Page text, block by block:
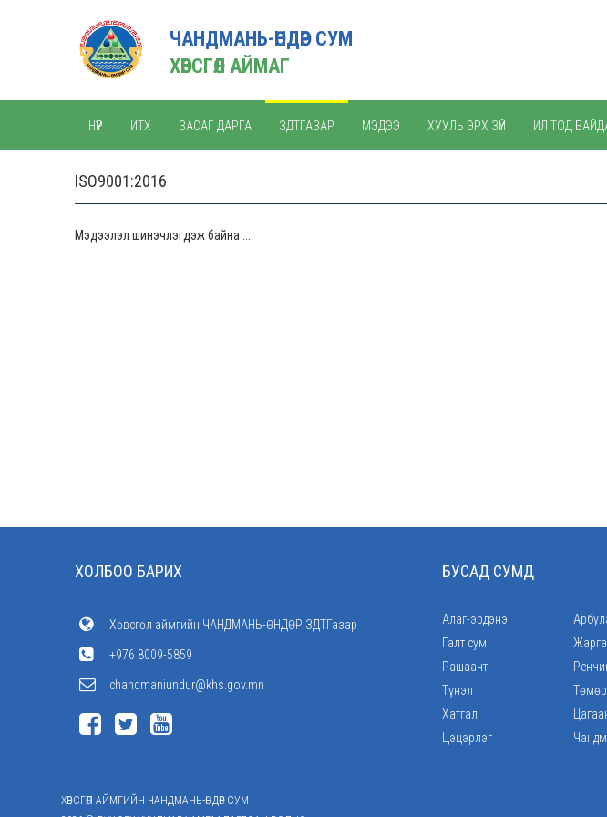
ЧАНДМАНЬ-ӨНДӨР СУМ
ХӨВСГӨЛ АЙМАГ
НҮҮР ИТХ ЗАСАГ ДАРГА ЗДТГАЗАР МЭДЭЭ ХУУЛЬ ЭРХ ЗҮЙ ИЛ ТОД
ISO9001:2016
Мэдээлэл шинэчлэгдэж байна ...
ХОЛБОО БАРИХ
Хөвсгөл аймгийн ЧАНДМАНЬ-ӨНДӨР ЗДТГазар
+976 8009-5859
chandmaniundur@khs.gov.mn
БУСАД СУМД
Алаг-эрдэнэ
Галт сум
Рашаант
Түнэл
Хатгал
Цэцэрлэг
ХӨВСГӨЛ АЙМГИЙН ЧАНДМАНЬ-ӨНДӨР СУМ